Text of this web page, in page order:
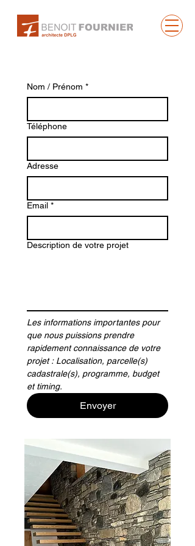
Nom / Prénom *
Téléphone
Adresse
Email *
Description de votre projet
Les informations importantes pour
que nous puissions prendre
rapidement connaissance de votre
projet : Localisation, parcelle(s)
cadastrale(s), programme, budget
Envoyer